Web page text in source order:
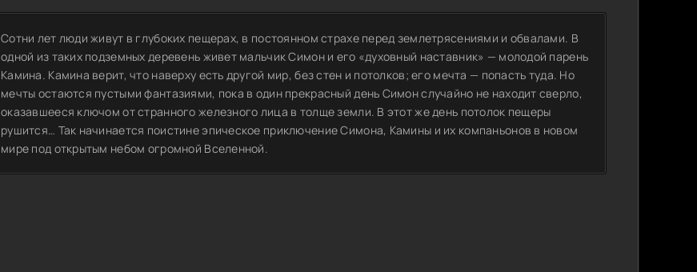
Сотни лет люди живут в глубоких пещерах, в постоянном страхе перед землетрясениями и обвалами. В
одной из таких подземных деревень живет мальчик Симон и его «духовный наставник» — молодой парень
Камина. Камина верит, что наверху есть другой мир, без стен и потолков; его мечта — попасть туда. Но
мечты остаются пустыми фантазиями, пока в один прекрасный день Симон случайно не находит сверло,
оказавшееся ключом от странного железного лица в толще земли. В этот же день потолок пещеры
рушится… Так начинается поистине эпическое приключение Симона, Камины и их компаньонов в новом
мире под открытым небом огромной Вселенной.